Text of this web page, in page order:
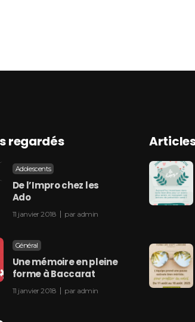
regardés
Adolescents
De l’Impro chez les
Ado
11 janvier 2018 par admin
Général
Une mémoire en pleine
forme à Baccarat
11 janvier 2018 par admin